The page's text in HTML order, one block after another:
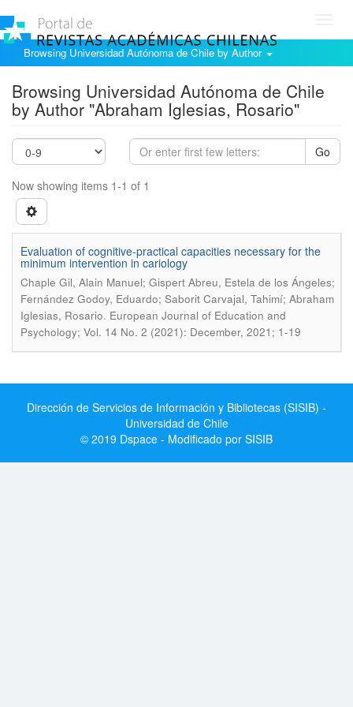
Browsing Universidad Autónoma de Chile by Author
Browsing Universidad Autónoma de Chile
by Author "Abraham Iglesias, Rosario"
Go
Now showing items 1-1 of 1
Evaluation of cognitive-practical capacities necessary for the
minimum intervention in cariology
Chaple Gil, Alain Manuel; Gispert Abreu, Estela de los Ángeles;
Fernández Godoy, Eduardo; Saborit Carvajal, Tahimí; Abraham
Iglesias, Rosario. European Journal of Education and
Psychology; Vol. 14 No. 2 (2021): December, 2021; 1-19
Dirección de Servicios de Información y Bibliotecas (SISIB) -
Universidad de Chile
© 2019 Dspace - Modificado por SISIB